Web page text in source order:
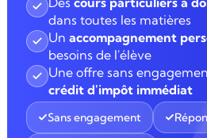
dans toutes les matières
Un accompagnement
besoins de l'élève
Une offre sans
crédit d'impôt immédiat
Sans engagement